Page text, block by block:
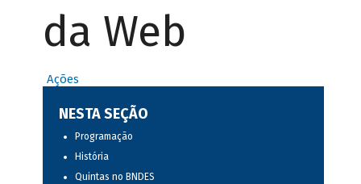
da Web
Ações
NESTA SEÇÃO
Programação
História
Quintas no BNDES